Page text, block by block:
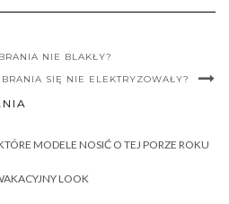
NIE BLAKŁY?
SIĘ NIE ELEKTRYZOWAŁY?
MODELE NOSIĆ O TEJ PORZE ROKU
LOOK